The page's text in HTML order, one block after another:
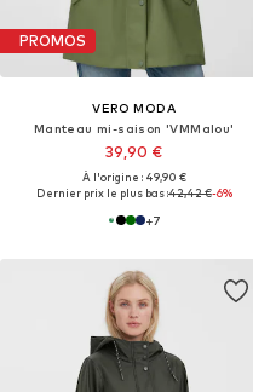
PROMOS
VERO MODA
Manteau mi-saison 'VMMalou'
39,90 €
À l'origine : 49,90 €
Dernier prix le plus bas :42,42 €-6%
+7